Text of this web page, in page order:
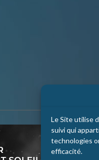
Le Site utilise
suivi qui
technologies
efficacité.